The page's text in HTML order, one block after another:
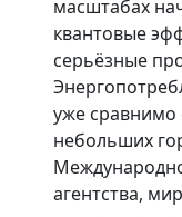
масштабах
квантовые
серьёзные
уже сравнимо
небольших
агентства,